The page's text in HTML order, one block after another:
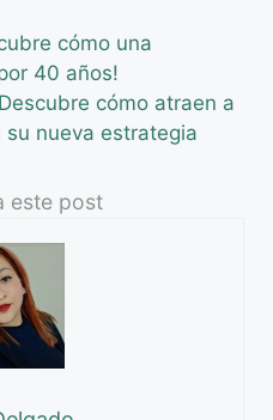
cómo una
40 años!
cómo atraen a
su nueva estrategia
este post